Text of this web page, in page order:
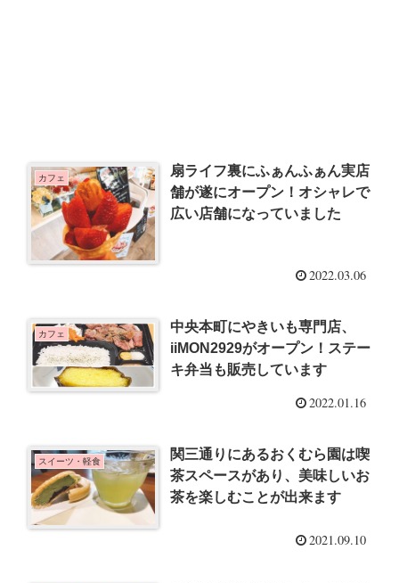
カフェ
扇ライフ裏にふぁんふぁん実店
舗が遂にオープン！オシャレで
広い店舗になっていました
2022.03.06
カフェ
中央本町にやきいも専門店、
iiMON2929がオープン！ステー
キ弁当も販売しています
2022.01.16
スイーツ・軽食
関三通りにあるおくむら園は喫
茶スペースがあり、美味しいお
茶を楽しむことが出来ます
2021.09.10